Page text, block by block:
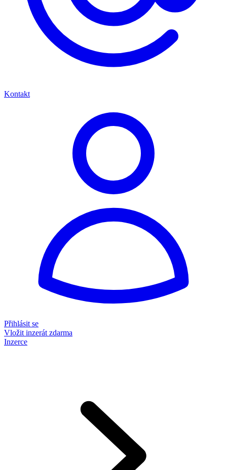
Kontakt
Přihlásit se
Vložit inzerát zdarma
Inzerce